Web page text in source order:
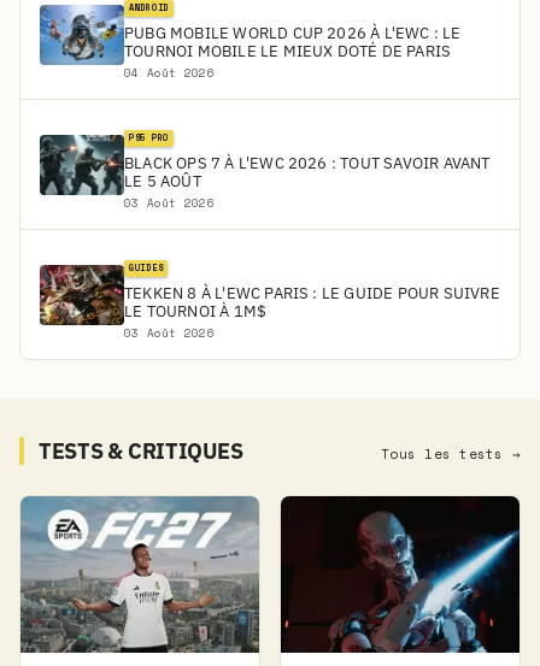
ANDROID
PUBG MOBILE WORLD CUP 2026 À L'EWC : LE
TOURNOI MOBILE LE MIEUX DOTÉ DE PARIS
04 Août 2026
PS5 PRO
BLACK OPS 7 À L'EWC 2026 : TOUT SAVOIR AVANT
LE 5 AOÛT
03 Août 2026
GUIDES
TEKKEN 8 À L'EWC PARIS : LE GUIDE POUR SUIVRE
LE TOURNOI À 1M$
03 Août 2026
TESTS & CRITIQUES Tous les tests →